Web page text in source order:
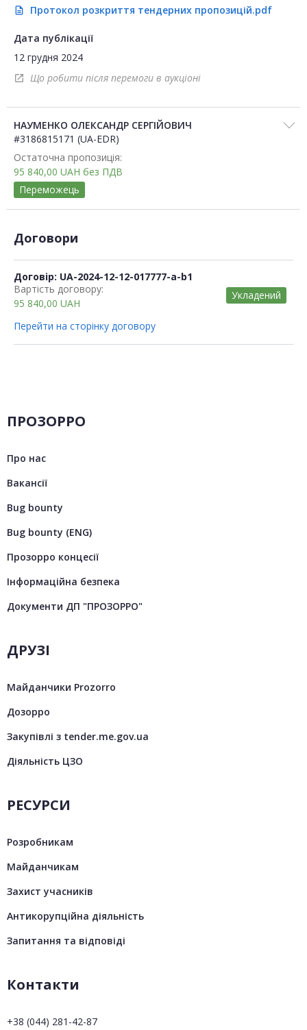
description Протокол розкриття тендерних пропозицій.pdf
Дата публікації
12 грудня 2024
open_in_new Що робити після перемоги в аукціоні
НАУМЕНКО ОЛЕКСАНДР СЕРГІЙОВИЧ
#3186815171 (UA-EDR)
Остаточна пропозиція:
95 840,00 UAH без ПДВ
Переможець
Договори
Договір: UA-2024-12-12-017777-a-b1
Вартість договору:
95 840,00 UAH
Укладений
Перейти на сторінку договору
ПРОЗОРРО
Про нас
Вакансії
Bug bounty
Bug bounty (ENG)
Прозорро концесії
Інформаційна безпека
Документи ДП "ПРОЗОРРО"
ДРУЗІ
Майданчики Prozorro
Дозорро
Закупівлі з tender.me.gov.ua
Діяльність ЦЗО
РЕСУРСИ
Розробникам
Майданчикам
Захист учасників
Антикорупційна діяльність
Запитання та відповіді
Контакти
+38 (044) 281-42-87